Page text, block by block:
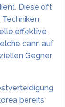
Diese oft
effektive
dann auf
Gegner
bereits